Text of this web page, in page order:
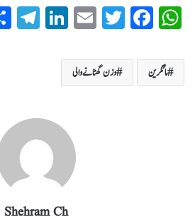
W
ha
ts
A
Fa
ce
bo
ok
T
wi
tte
r
E
m
ail
Li
nk
T
el
مائگرین وزن گھٹانے والی
Shehram Ch